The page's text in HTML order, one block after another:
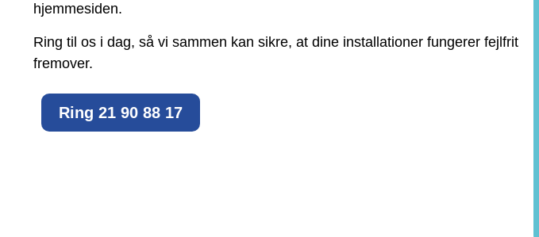
hjemmesiden.
Ring til os i dag, så vi sammen kan sikre, at dine installationer fungerer fejlfrit
fremover.
Ring 21 90 88 17